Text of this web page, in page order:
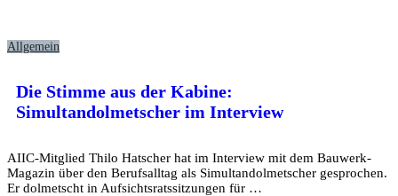
Allgemein
Die Stimme aus der Kabine:
Simultandolmetscher im Interview
AIIC-Mitglied Thilo Hatscher hat im Interview mit dem Bauwerk-
Magazin über den Berufsalltag als Simultandolmetscher gesprochen.
Er dolmetscht in Aufsichtsratssitzungen für …